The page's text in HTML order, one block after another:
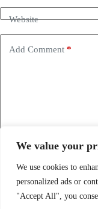
We value your
We use cookies to
personalized ads or
"Accept All", you
Website
Add Comment *
Save my name,
Post Comment